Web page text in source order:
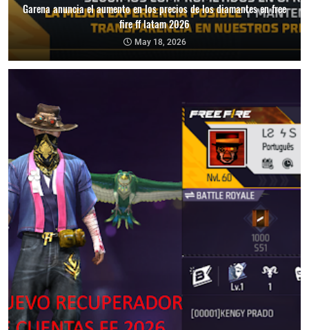
Garena anuncia el aumento en los precios de los diamantes en free
fire ff latam 2026
May 18, 2026